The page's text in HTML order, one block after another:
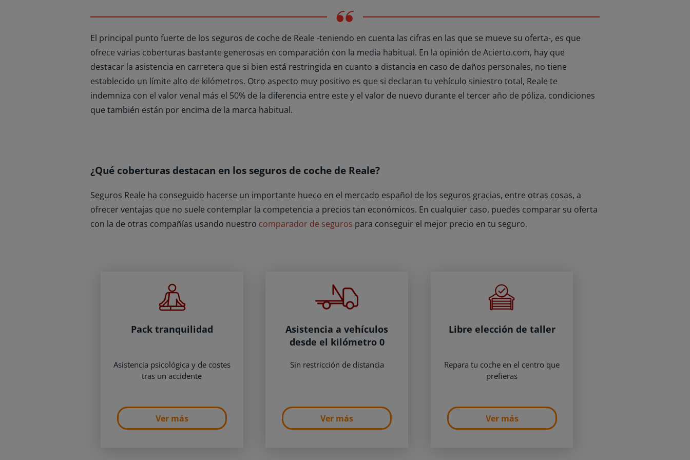
El principal punto fuerte de los seguros de coche de Reale -teniendo en cuenta las cifras en las que se mueve su oferta-, es que
ofrece varias coberturas bastante generosas en comparación con la media habitual. En la opinión de Acierto.com, hay que
destacar la asistencia en carretera que si bien está restringida en cuanto a distancia en caso de daños personales, no tiene
establecido un límite alto de kilómetros. Otro aspecto muy positivo es que si declaran tu vehículo siniestro total, Reale te
indemniza con el valor venal más el 50% de la diferencia entre este y el valor de nuevo durante el tercer año de póliza, condiciones
que también están por encima de la marca habitual.
¿Qué coberturas destacan en los seguros de coche de Reale?
Seguros Reale ha conseguido hacerse un importante hueco en el mercado español de los seguros gracias, entre otras cosas, a
ofrecer ventajas que no suele contemplar la competencia a precios tan económicos. En cualquier caso, puedes comparar su oferta
con la de otras compañías usando nuestro comparador de seguros para conseguir el mejor precio en tu seguro.
Pack tranquilidad
Asistencia psicológica y de costes
tras un accidente
Ver más
Asistencia a vehículos
desde el kilómetro 0
Sin restricción de distancia
Ver más
Libre elección de taller
Repara tu coche en el centro que
prefieras
Ver más